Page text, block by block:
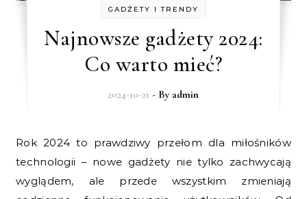
GADŻETY I TRENDY
Najnowsze gadżety 2024:
Co warto mieć?
2024-10-21 - By admin
Rok 2024 to prawdziwy przełom dla miłośników
technologii – nowe gadżety nie tylko zachwycają
wyglądem, ale przede wszystkim zmieniają